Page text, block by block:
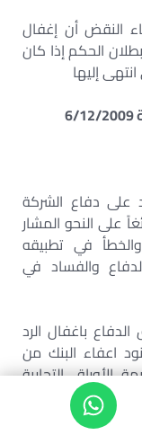
النقض أن إغفال
الحكم إذا كان
إليها
على دفاع الشركة
على النحو المشار
في تطبيقه
والفساد في
باغفال الرد
اعفاء البنك من
التجارية
الوارد به عقد